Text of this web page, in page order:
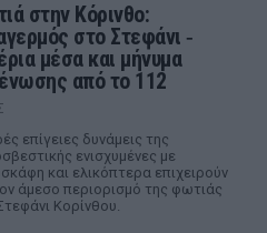
στην Κόρινθο:
στο Στεφάνι ‑
μέσα και μήνυμα
από το 112
επίγειες δυνάμεις της
ενισχυμένες με
και ελικόπτερα επιχειρούν
άμεσο περιορισμό της φωτιάς
Κορίνθου.